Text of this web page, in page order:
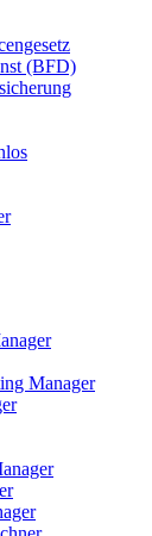
(BFD)
Manager